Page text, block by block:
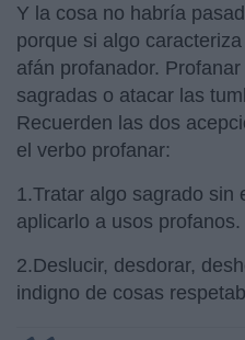
Y la cosa no habría
porque si algo caracteriza
afán profanador.
sagradas o atacar las
Recuerden las dos
el verbo profanar:
1.Tratar algo sagrado sin
aplicarlo a usos profanos.
2.Deslucir, desdorar,
indigno de cosas